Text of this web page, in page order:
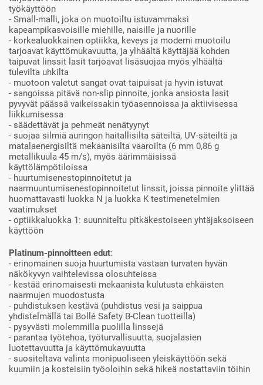
työkäyttöön
- Small-malli, joka on muotoiltu istuvammaksi
kapeampikasvoisille miehille, naisille ja nuorille
- korkealuokkainen optiikka, keveys ja moderni muotoilu
tarjoavat käyttömukavuutta, ja ylhäältä käyttäjää kohden
taipuvat linssit lasit tarjoavat lisäsuojaa myös ylhäältä
tulevilta uhkilta
- muotoon valetut sangat ovat taipuisat ja hyvin istuvat
- sangoissa pitävä non-slip pinnoite, jonka ansiosta lasit
pyvyvät päässä vaikeissakin työasennoissa ja aktiivisessa
liikkumisessa
- säädettävät ja pehmeät nenätyynyt
- suojaa silmiä auringon haitallisilta säteiltä, UV-säteiltä ja
matalaenergisiltä mekaanisilta vaaroilta (6 mm 0,86 g
metallikuula 45 m/s), myös äärimmäisissä
käyttölämpötiloissa
- huurtumisenestopinnoitetut ja
naarmuuntumisenestopinnoitetut linssit, joissa pinnoite ylittää
huomattavasti luokka N ja luokka K testimenetelmien
vaatimukset
- optiikkaluokka 1: suunniteltu pitkäkestoiseen yhtäjaksoiseen
käyttöön
Platinum-pinnoitteen edut:
- erinomainen suoja huurtumista vastaan turvaten hyvän
näkökyvyn vaihtelevissa olosuhteissa
- kestää erinomaisesti mekaanista kulutusta ehkäisten
naarmujen muodostusta
- puhdistuksen kestävä (puhdistus vesi ja saippua
yhdistelmällä tai Bollé Safety B-Clean tuotteilla)
- pysyvästi molemmilla puolilla linssejä
- parantaa työtehoa, työturvallisuutta, suojalasien
luotettavuutta ja käyttömukavuutta
- suositeltava valinta monipuoliseen yleiskäyttöön sekä
kuumiin ja kosteisiin työoloihin sekä hikeä nostattaviin töihin